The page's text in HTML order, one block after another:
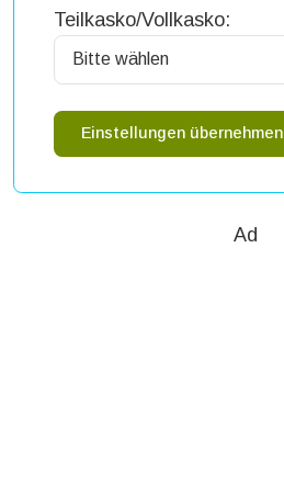
Teilkasko/Vollkasko:
Einstellungen übernehmen
Ad